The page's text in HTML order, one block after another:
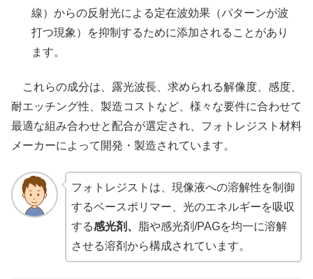
線）からの反射光による定在波効果（パターンが波
打つ現象）を抑制するために添加されることがあり
ます。
これらの成分は、露光波長、求められる解像度、感度、
耐エッチング性、製造コストなど、様々な要件に合わせて
最適な組み合わせと配合が選定され、フォトレジスト材料
メーカーによって開発・製造されています。
フォトレジストは、現像液への溶解性を制御
するベースポリマー、光のエネルギーを吸収
する感光剤、
脂や感光剤/PAGを均一に溶解
させる溶剤から構成されています。